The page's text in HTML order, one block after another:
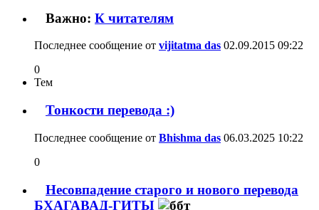
Важно: К читателям
Последнее сообщение от vijitatma das 02.09.2015 09:22
0
Тем
Тонкости перевода :)
Последнее сообщение от Bhishma das 06.03.2025 10:22
0
Несовпадение старого и нового перевода
БХАГАВАД-ГИТЫ